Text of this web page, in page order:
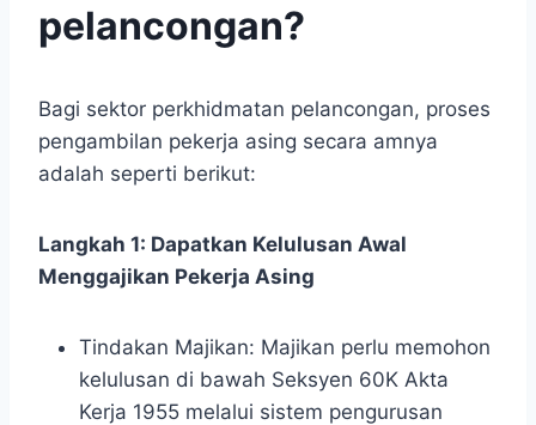
pelancongan?
Bagi sektor perkhidmatan pelancongan, proses
pengambilan pekerja asing secara amnya
adalah seperti berikut:
Langkah 1: Dapatkan Kelulusan Awal
Menggajikan Pekerja Asing
Tindakan Majikan: Majikan perlu memohon
kelulusan di bawah Seksyen 60K Akta
Kerja 1955 melalui sistem pengurusan